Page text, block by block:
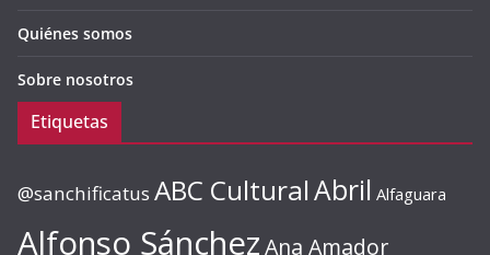
Quiénes somos
Sobre nosotros
Etiquetas
@sanchificatus ABC CulturalAbril Alfaguara
Alfonso SánchezAna Amador